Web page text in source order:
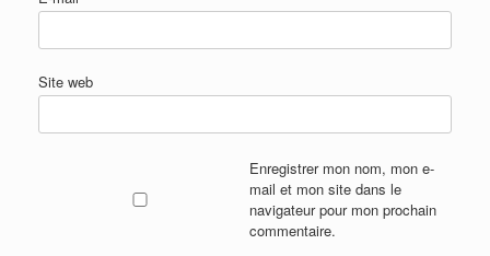
Site web
Enregistrer mon nom, mon e-
mail et mon site dans le
navigateur pour mon prochain
commentaire.